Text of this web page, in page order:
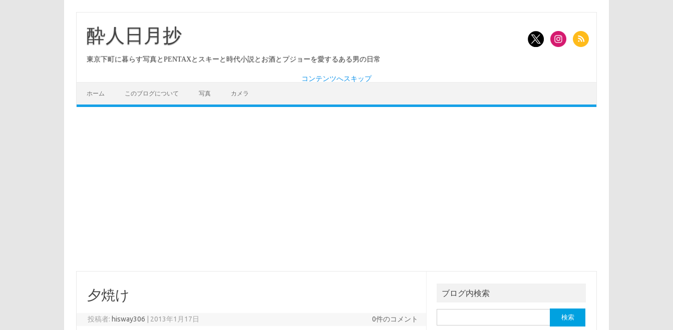
酔人日月抄
東京下町に暮らす写真とPENTAXとスキーと時代小説とお酒とプジョーを愛するある男の日常
コンテンツへスキップ
ホーム このブログについて 写真 カメラ
夕焼け
投稿者: hisway306 2013年1月17日 0件のコメント
ブログ内検索
索: